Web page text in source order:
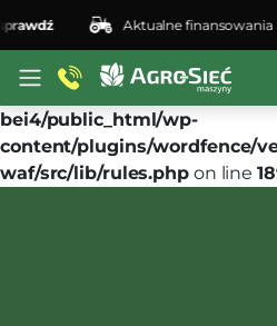
Deprecated: preg_replace():
#3 ($subject) of type
/home/klient.dhosting.pl/
bei4/public_html/wp-
content/plugins/wordfence/
waf/src/lib/rules.phpon line
Aktualne finansowania |